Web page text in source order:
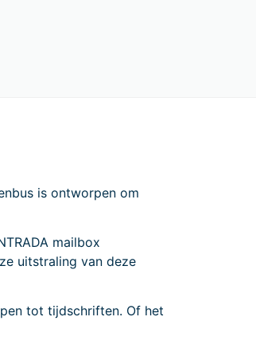
is ontworpen om
mailbox
uitstraling van deze
tot tijdschriften. Of het